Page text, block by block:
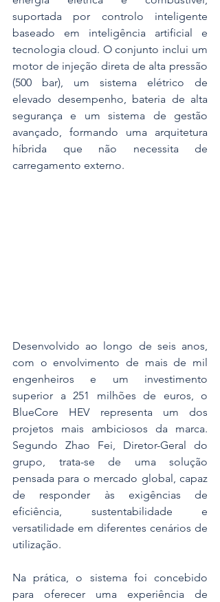
suportada por controlo inteligente
baseado em inteligência artificial e
tecnologia cloud. O conjunto inclui um
motor de injeção direta de alta pressão
(500 bar), um sistema elétrico de
elevado desempenho, bateria de alta
segurança e um sistema de gestão
avançado, formando uma arquitetura
híbrida que não necessita de
carregamento externo.
Desenvolvido ao longo de seis anos,
com o envolvimento de mais de mil
engenheiros e um investimento
superior a 251 milhões de euros, o
BlueCore HEV representa um dos
projetos mais ambiciosos da marca.
Segundo Zhao Fei, Diretor-Geral do
grupo, trata-se de uma solução
pensada para o mercado global, capaz
de responder às exigências de
eficiência, sustentabilidade e
versatilidade em diferentes cenários de
utilização.
Na prática, o sistema foi concebido
para oferecer uma experiência de